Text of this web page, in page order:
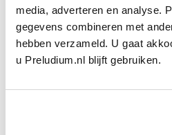
media, adverteren en analyse.
gegevens combineren met
hebben verzameld. U gaat
u Preludium.nl blijft gebruiken.